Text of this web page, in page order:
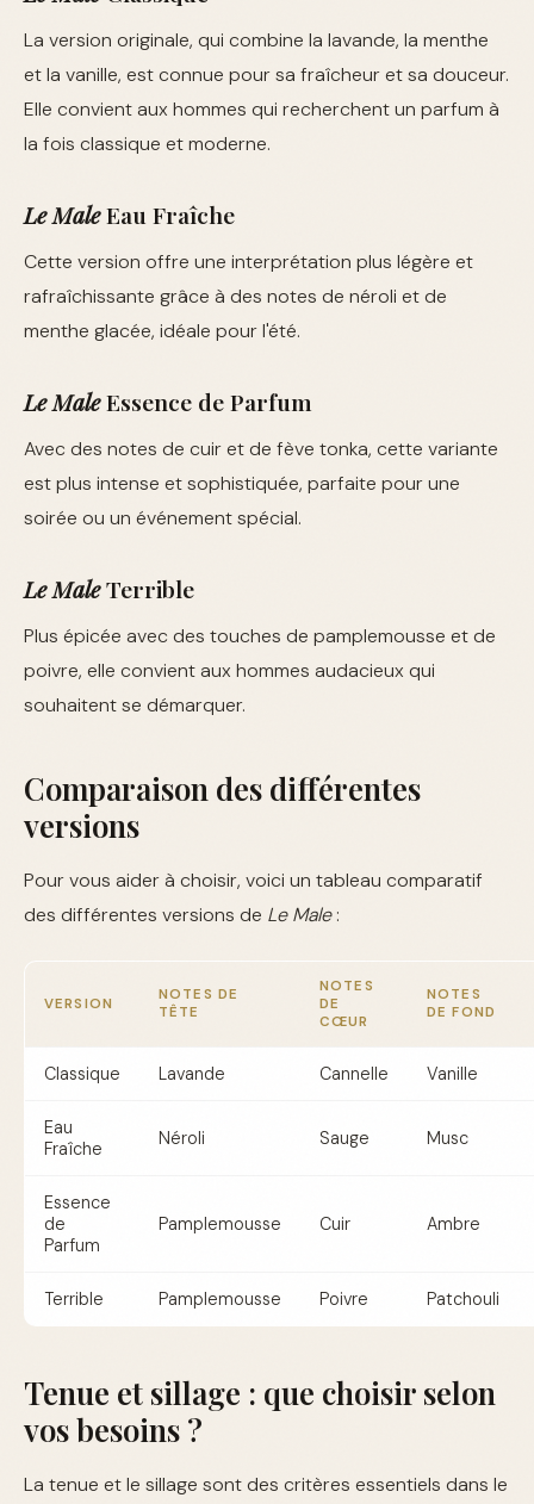
La version originale, qui combine la lavande, la menthe
et la vanille, est connue pour sa fraîcheur et sa douceur.
Elle convient aux hommes qui recherchent un parfum à
la fois classique et moderne.
Le MaleEau Fraîche
Cette version offre une interprétation plus légère et
rafraîchissante grâce à des notes de néroli et de
menthe glacée, idéale pour l'été.
Le MaleEssence de Parfum
Avec des notes de cuir et de fève tonka, cette variante
est plus intense et sophistiquée, parfaite pour une
soirée ou un événement spécial.
Le MaleTerrible
Plus épicée avec des touches de pamplemousse et de
poivre, elle convient aux hommes audacieux qui
souhaitent se démarquer.
Comparaison des différentes
versions
Pour vous aider à choisir, voici un tableau comparatif
des différentes versions de Le Male:
VERSION
NOTES DE
TÊTE
NOTES
DE
CŒUR
NOTES
DE FOND
Classique Lavande Cannelle Vanille
Eau
Fraîche
Néroli Sauge Musc
Essence
de
Parfum
Pamplemousse Cuir Ambre
Terrible Pamplemousse Poivre Patchouli
Tenue et sillage : que choisir selon
vos besoins ?
La tenue et le sillage sont des critères essentiels dans le